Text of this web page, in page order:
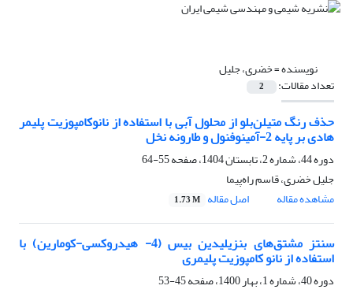
نویسنده =خضری، جلیل
تعداد مقالات: 2
حذف رنگ متیلن‌بلو از محلول آبی با استفاده از نانوکامپوزیت پلیمر
هادی بر پایه 2-آمینوفنول و طارونه‌ نخل
دوره 44، شماره 2، تابستان 1404، صفحه
55-64
جلیل خضری، قاسم راه‌پیما
مشاهده مقاله
اصل مقاله 1.73 M
سنتز مشتق‌های بنزیلیدین بیس (‌4- هیدروکسی-کومارین‌) با
استفاده از نانو کامپوزیت پلیمری
دوره 40، شماره 1، بهار 1400، صفحه
45-53